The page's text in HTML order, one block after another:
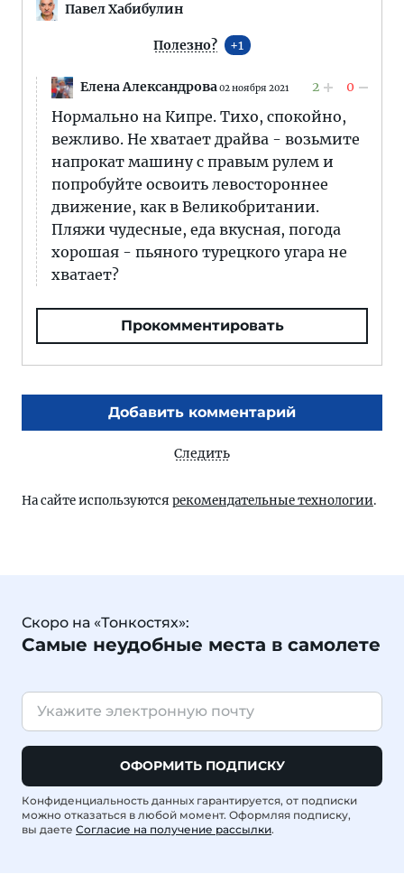
Павел Хабибулин
Полезно? 1
Елена Александрова02 ноября 2021 2 0
Нормально на Кипре. Тихо, спокойно,
вежливо. Не хватает драйва - возьмите
напрокат машину с правым рулем и
попробуйте освоить левостороннее
движение, как в Великобритании.
Пляжи чудесные, еда вкусная, погода
хорошая - пьяного турецкого угара не
хватает?
Прокомментировать
Добавить комментарий
Следить
На сайте используются рекомендательные технологии.
Скоро на «Тонкостях»:
Самые неудобные места в самолете
ОФОРМИТЬ ПОДПИСКУ
Конфиденциальность данных гарантируется, от подписки
можно отказаться в любой момент. Оформляя подписку,
вы даете Согласие на получение рассылки.